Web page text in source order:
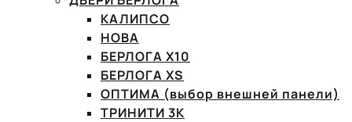
КАЛИПСО
НОВА
БЕРЛОГА Х10
БЕРЛОГА XS
ОПТИМА (выбор внешней панели)
ТРИНИТИ 3К